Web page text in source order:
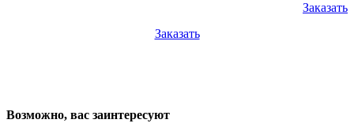
Заказать
Заказать
Возможно, вас заинтересуют